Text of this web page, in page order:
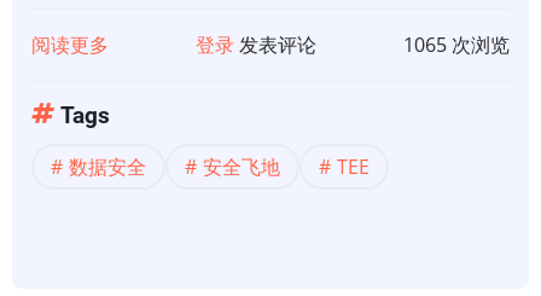
阅读更多
安
登录发表评论 1065 次浏览
Tags
数据安全 安全飞地 TEE